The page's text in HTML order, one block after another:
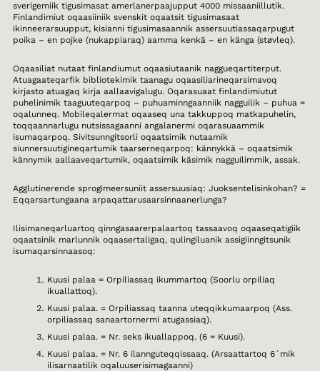
sverigemiik tigusimasat amerlanerpaajupput 4000 missaaniillutik.
Finlandimiut oqaasiiniik svenskit oqaatsit tigusimasaat
ikinneerarsuupput, kisianni tigusimasaannik assersuutiassaqarpugut
poika – en pojke (nukappiaraq) aamma kenkä – en känga (støvleq).
Oqaasiliat nutaat finlandiumut oqaasiutaanik naggueqartiterput.
Atuagaateqarfik bibliotekimik taanagu oqaasiliarineqarsimavoq
kirjasto atuagaq kirja aallaavigalugu. Oqarasuaat finlandimiutut
puhelinimik taaguuteqarpoq – puhuaminngaanniik nagguilik – puhua =
oqalunneq. Mobileqalermat oqaaseq una takkuppoq matkapuhelin,
toqqaannarlugu nutsissagaanni angalanermi oqarasuaammik
isumaqarpoq. Sivitsunngitsorli oqaatsimik nutaamik
siunnersuutigineqartumik taarserneqarpoq: kännykkä – oqaatsimik
kännymik aallaaveqartumik, oqaatsimik käsimik nagguilimmik, assak.
Agglutinerende sprogimeersuniit assersuusiaq: Juoksentelisinkohan? =
Eqqarsartungaana arpaqattarusaarsinnaanerlunga?
Ilisimaneqarluartoq qinngasaarerpalaartoq tassaavoq oqaaseqatigiik
oqaatsinik marlunnik oqaasertaligaq, qulingiluanik assigiinngitsunik
isumaqarsinnaasoq:
Kuusi palaa = Orpiliassaq ikummartoq (Soorlu orpiliaq
ikuallattoq).
Kuusi palaa. = Orpiliassaq taanna uteqqikkumaarpoq (Ass.
orpiliassaq sanaartornermi atugassiaq).
Kuusi palaa. = Nr. seks ikuallappoq. (6 = Kuusi).
Kuusi palaa. = Nr. 6 ilannguteqqissaaq. (Arsaattartoq 6´mik
ilisarnaatilik oqaluuserisimagaanni)